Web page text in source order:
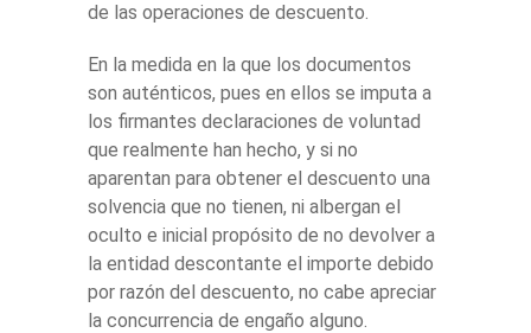
de las operaciones de descuento.
En la medida en la que los documentos
son auténticos, pues en ellos se imputa a
los firmantes declaraciones de voluntad
que realmente han hecho, y si no
aparentan para obtener el descuento una
solvencia que no tienen, ni albergan el
oculto e inicial propósito de no devolver a
la entidad descontante el importe debido
por razón del descuento, no cabe apreciar
la concurrencia de engaño alguno.